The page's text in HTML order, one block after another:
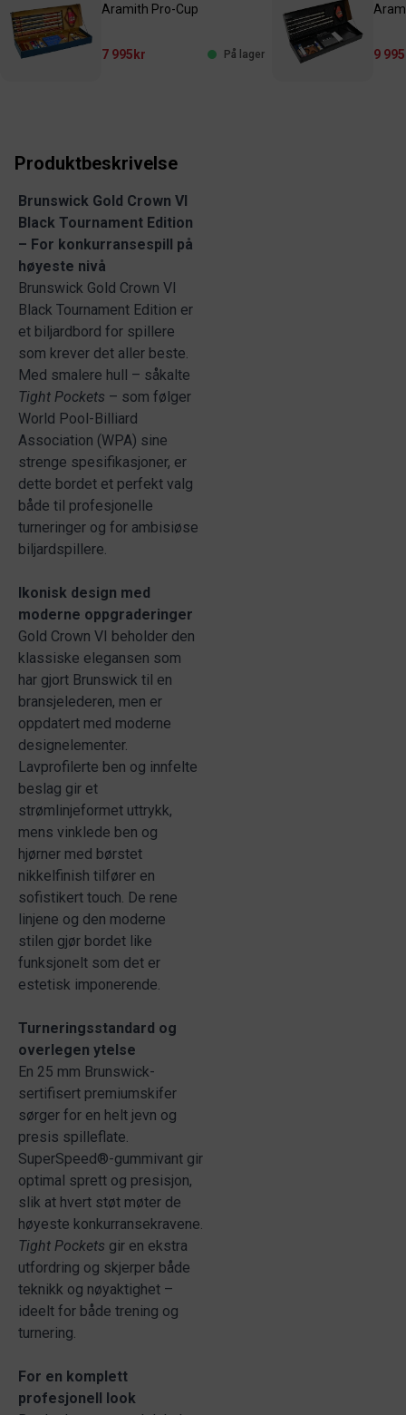
Aramith Pro-Cup
7 995kr På lager 9
Produktbeskrivelse
Brunswick Gold Crown VI
Black Tournament Edition
– For konkurransespill på
høyeste nivå
Brunswick Gold Crown VI
Black Tournament Edition er
et biljardbord for spillere
som krever det aller beste.
Med smalere hull – såkalte
Tight Pockets – som følger
World Pool-Billiard
Association (WPA) sine
strenge spesifikasjoner, er
dette bordet et perfekt valg
både til profesjonelle
turneringer og for ambisiøse
biljardspillere.
Ikonisk design med
moderne oppgraderinger
Gold Crown VI beholder den
klassiske elegansen som
har gjort Brunswick til en
bransjelederen, men er
oppdatert med moderne
designelementer.
Lavprofilerte ben og innfelte
beslag gir et
strømlinjeformet uttrykk,
mens vinklede ben og
hjørner med børstet
nikkelfinish tilfører en
sofistikert touch. De rene
linjene og den moderne
stilen gjør bordet like
funksjonelt som det er
estetisk imponerende.
Turneringsstandard og
overlegen ytelse
En 25 mm Brunswick-
sertifisert premiumskifer
sørger for en helt jevn og
presis spilleflate.
SuperSpeed®-gummivant gir
optimal sprett og presisjon,
slik at hvert støt møter de
høyeste konkurransekravene.
Tight Pockets gir en ekstra
utfordring og skjerper både
teknikk og nøyaktighet –
ideelt for både trening og
turnering.
For en komplett
profesjonell look